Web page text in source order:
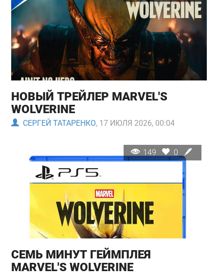
НОВЫЙ ТРЕЙЛЕР MARVEL'S
WOLVERINE
СЕРГЕЙ ТАТАРЕНКО, 17 ИЮЛЯ 2026, 00:04
149 0
СЕМЬ МИНУТ ГЕЙМПЛЕЯ
MARVEL'S WOLVERINE